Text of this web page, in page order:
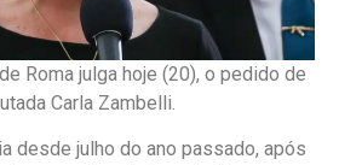
Roma julga hoje (20), o pedido de
Carla Zambelli.
desde julho do ano passado, após